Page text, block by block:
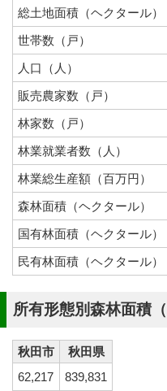
総土地面積（ヘクタール）
世帯数（戸）
人口（人）
販売農家数（戸）
林家数（戸）
林業就業者数（人）
林業総生産額（百万円）
森林面積（ヘクタール）
国有林面積（ヘクタール）
民有林面積（ヘクタール）
所有形態別森林面積
秋田市
秋田県
62,217
839,831